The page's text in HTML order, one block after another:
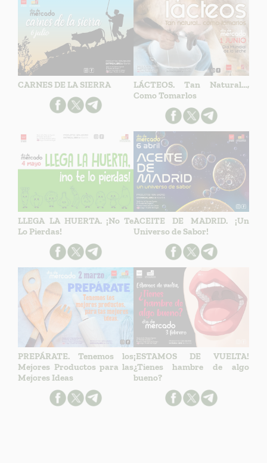
CARNES DE LA SIERRA
LÁCTEOS. Tan Natural…,
Como Tomarlos
LLEGA LA HUERTA. ¡No Te
Lo Pierdas!
ACEITE DE MADRID. ¡Un
Universo de Sabor!
PREPÁRATE. Tenemos los
Mejores Productos para las
Mejores Ideas
¡ESTAMOS DE VUELTA!
¿Tienes hambre de algo
bueno?